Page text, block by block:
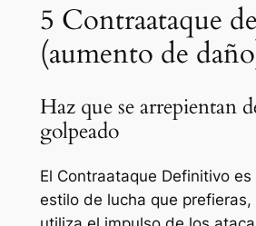
5 Contraataque
(aumento de
Haz que se arrepientan
golpeado
El Contraataque Definitivo
estilo de lucha que prefieras,